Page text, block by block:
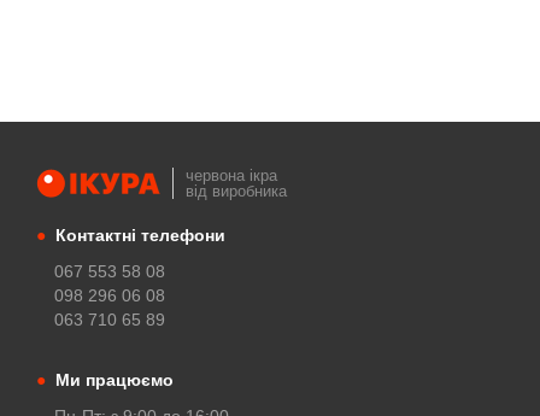
червона ікра
від виробника
● Контактні телефони
067 553 58 08
098 296 06 08
063 710 65 89
● Ми працюємо